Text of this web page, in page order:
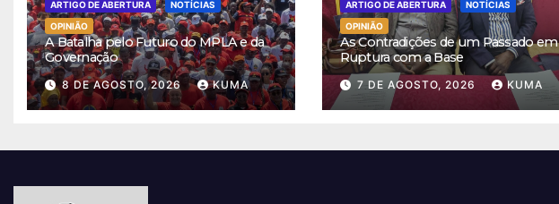
ARTIGO DE ABERTURA
NOTÍCIAS
OPINIÃO
A Batalha pelo Futuro do MPLA e da
Governação
8 DE AGOSTO, 2026 KUMA
ARTIGO DE ABERTURA
NOTÍCIAS
OPINIÃO
As Contradições de um Passado em
Ruptura com a Base
7 DE AGOSTO, 2026 KUMA